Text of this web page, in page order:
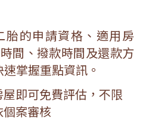
胎的申請資格、適用房
間、撥款時間及還款方
掌握重點資訊。
即可免費評估，不限
案審核